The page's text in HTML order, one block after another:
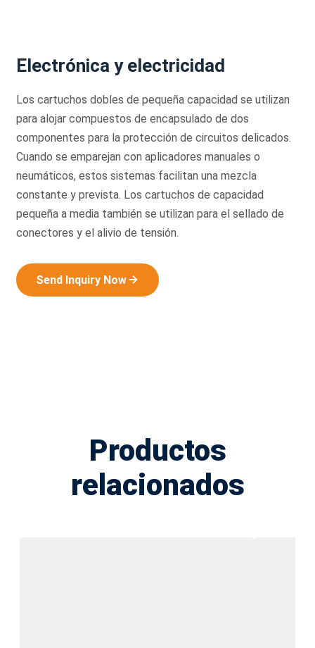
Electrónica y electricidad
Los cartuchos dobles de pequeña capacidad se utilizan
para alojar compuestos de encapsulado de dos
componentes para la protección de circuitos delicados.
Cuando se emparejan con aplicadores manuales o
neumáticos, estos sistemas facilitan una mezcla
constante y prevista. Los cartuchos de capacidad
pequeña a media también se utilizan para el sellado de
conectores y el alivio de tensión.
Send Inquiry Now
Productos
relacionados